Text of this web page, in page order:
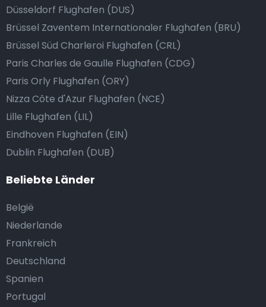
Düsseldorf Flughafen (DUS)
Brüssel Zaventem Internationaler Flughafen (BRU)
Brüssel Süd Charleroi Flughafen (CRL)
Paris Charles de Gaulle Flughafen (CDG)
Paris Orly Flughafen (ORY)
Nizza Côte d'Azur Flughafen (NCE)
Lille Flughafen (LIL)
Eindhoven Flughafen (EIN)
Dublin Flughafen (DUB)
Beliebte Länder
België
Niederlande
Frankreich
Deutschland
Spanien
Portugal